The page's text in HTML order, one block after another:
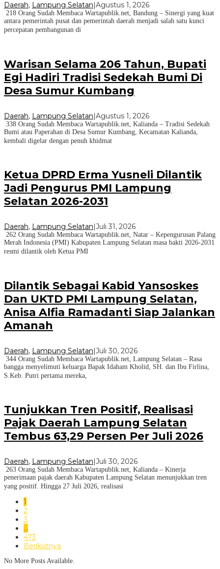
Daerah, Lampung Selatan Agustus 1, 2026
218 Orang Sudah Membaca Wartapublik.net, Bandung – Sinergi yang kuat
antara pemerintah pusat dan pemerintah daerah menjadi salah satu kunci
percepatan pembangunan di
Warisan Selama 206 Tahun, Bupati
Egi Hadiri Tradisi Sedekah Bumi Di
Desa Sumur Kumbang
Daerah, Lampung Selatan|Agustus 1, 2026
338 Orang Sudah Membaca Wartapublik.net, Kalianda – Tradisi Sedekah
Bumi atau Paperahan di Desa Sumur Kumbang, Kecamatan Kalianda,
kembali digelar dengan penuh khidmat
Ketua DPRD Erma Yusneli Dilantik
Jadi Pengurus PMI Lampung
Selatan 2026-2031
Daerah, Lampung Selatan Juli 31, 2026
262 Orang Sudah Membaca Wartapublik.net, Natar – Kepengurusan Palang
Merah Indonesia (PMI) Kabupaten Lampung Selatan masa bakti 2026-2031
resmi dilantik oleh Ketua PMI
Dilantik Sebagai Kabid Yansoskes
Dan UKTD PMI Lampung Selatan,
Anisa Alfia Ramadanti Siap Jalankan
Amanah
Daerah, Lampung Selatan|Juli 30, 2026
344 Orang Sudah Membaca Wartapublik.net, Lampung Selatan – Rasa
bangga menyelimuti keluarga Bapak Idaham Kholid, SH. dan Ibu Firlina,
S.Keb. Putri pertama mereka,
Tunjukkan Tren Positif, Realisasi
Pajak Daerah Lampung Selatan
Tembus 63,29 Persen Per Juli 2026
Daerah, Lampung Selatan Juli 30, 2026
263 Orang Sudah Membaca Wartapublik.net, Kalianda – Kinerja
penerimaan pajak daerah Kabupaten Lampung Selatan menunjukkan tren
yang positif. Hingga 27 Juli 2026, realisasi
1
2
3
…
473
Berikutnya
No More Posts Available.